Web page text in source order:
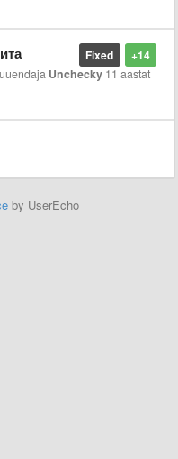
+14
Fixed
uuendaja Unchecky 11 aastat
by UserEcho